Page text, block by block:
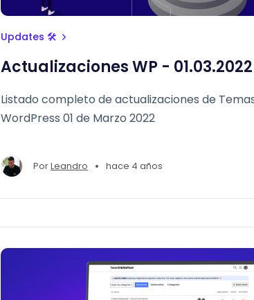
Updates 🛠
Actualizaciones WP - 01.03.2022
Listado completo de actualizaciones de
WordPress 01 de Marzo 2022
PorLeandro • hace 4 años